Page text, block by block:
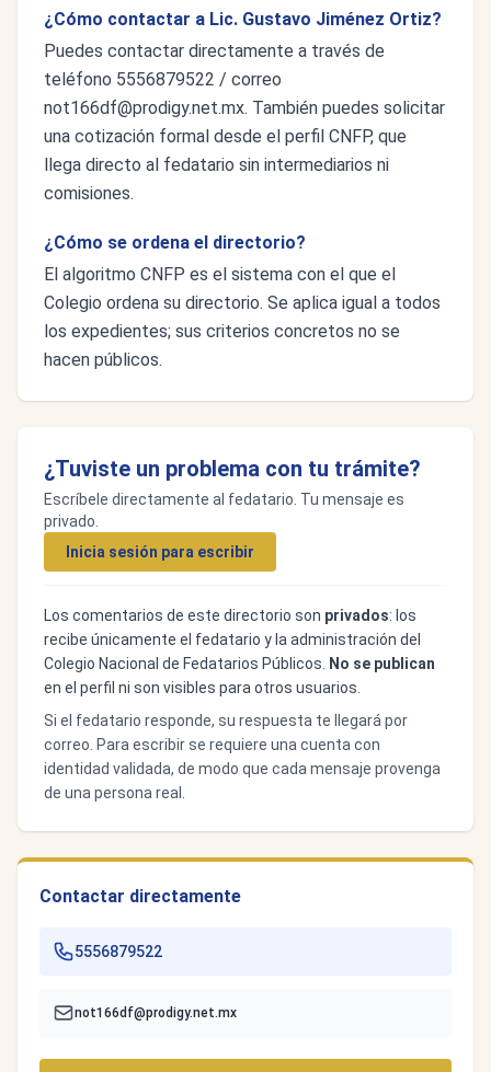
¿Cómo contactar a Lic. Gustavo Jiménez Ortiz?
Puedes contactar directamente a través de
teléfono 5556879522 / correo
not166df@prodigy.net.mx. También puedes solicitar
una cotización formal desde el perfil CNFP, que
llega directo al fedatario sin intermediarios ni
comisiones.
¿Cómo se ordena el directorio?
El algoritmo CNFP es el sistema con el que el
Colegio ordena su directorio. Se aplica igual a todos
los expedientes; sus criterios concretos no se
hacen públicos.
¿Tuviste un problema con tu trámite?
Escríbele directamente al fedatario. Tu mensaje es
privado.
Inicia sesión para escribir
Los comentarios de este directorio son privados: los
recibe únicamente el fedatario y la administración del
Colegio Nacional de Fedatarios Públicos.
No se publican
en el perfil ni son visibles para otros usuarios.
Si el fedatario responde, su respuesta te llegará por
correo. Para escribir se requiere una cuenta con
identidad validada, de modo que cada mensaje provenga
de una persona real.
Contactar directamente
5556879522
not166df@prodigy.net.mx